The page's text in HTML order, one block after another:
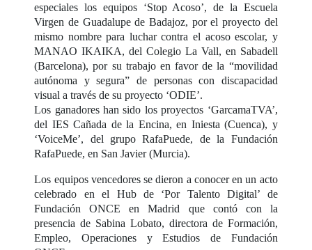
especiales los equipos ‘Stop Acoso’, de la Escuela
Virgen de Guadalupe de Badajoz, por el proyecto del
mismo nombre para luchar contra el acoso escolar, y
MANAO IKAIKA, del Colegio La Vall, en Sabadell
(Barcelona), por su trabajo en favor de la “movilidad
autónoma y segura” de personas con discapacidad
visual a través de su proyecto ‘ODIE’.
Los ganadores han sido los proyectos ‘GarcamaTVA’,
del IES Cañada de la Encina, en Iniesta (Cuenca), y
‘VoiceMe’, del grupo RafaPuede, de la Fundación
RafaPuede, en San Javier (Murcia).
Los equipos vencedores se dieron a conocer en un acto
celebrado en el Hub de ‘Por Talento Digital’ de
Fundación ONCE en Madrid que contó con la
presencia de Sabina Lobato, directora de Formación,
Empleo, Operaciones y Estudios de Fundación